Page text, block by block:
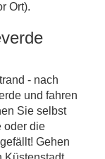
Ort).
- nach
und fahren
Sie selbst
oder die
Gehen